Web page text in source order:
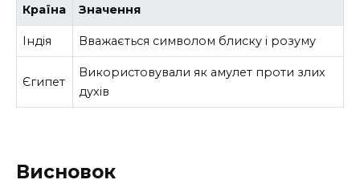
Країна Значення
Індія Вважається символом блиску і розуму
Єгипет
Використовували як амулет проти злих
духів
Висновок